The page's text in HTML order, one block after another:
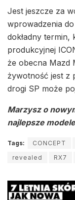
Jest jeszcze za
wprowadzenia
dokładny termin,
produkcyjnej
że obecna Mazd
żywotność jest z
drogi SP może
Marzysz o
najlepsze
Tags: CONCEPT
revealed
RX7